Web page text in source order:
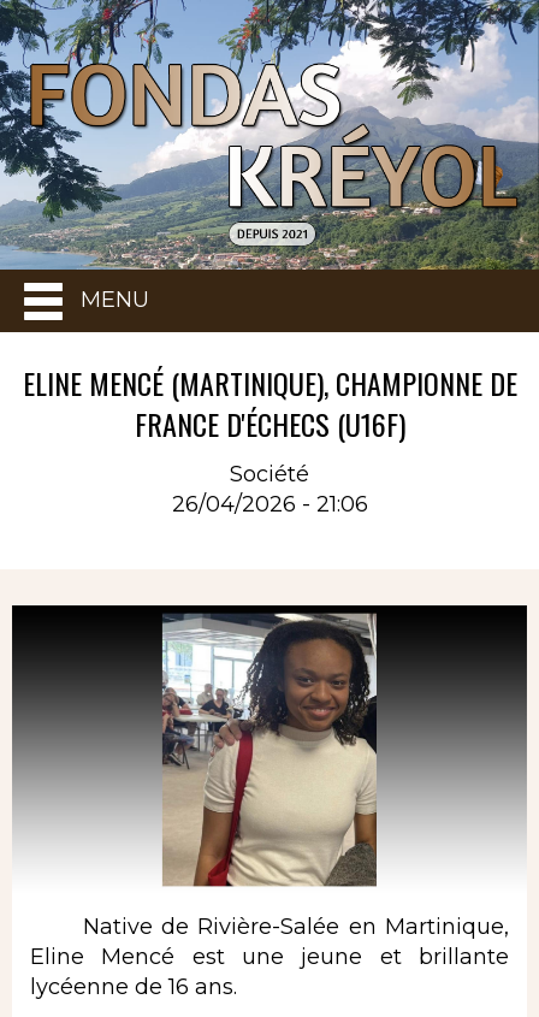
MENU
ELINE MENCÉ (MARTINIQUE), CHAMPIONNE DE
FRANCE D'ÉCHECS (U16F)
Société
26/04/2026 - 21:06
Native de Rivière-Salée en Martinique,
Eline Mencé est une jeune et brillante
lycéenne de 16 ans.